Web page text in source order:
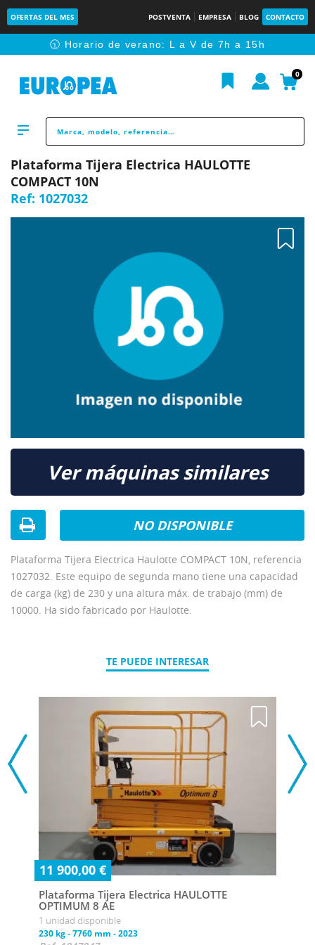
OFERTAS DEL MES POSTVENTA EMPRESA BLOG CONTACTO
🕥 Horario de verano: L a V de 7h a 15h
0
Plataforma Tijera Electrica HAULOTTE
COMPACT 10N
Ref: 1027032
Plataforma Tijera Electrica Haulotte COMPACT 10N, referencia
1027032. Este equipo de segunda mano tiene una capacidad
de carga (kg) de 230 y una altura máx. de trabajo (mm) de
10000. Ha sido fabricado por Haulotte.
Ver máquinas similares
NO DISPONIBLE
TE PUEDE INTERESAR
11 900,00 €
Plataforma Tijera Electrica HAULOTTE
OPTIMUM 8 AE
1 unidad disponible
230 kg-7760 mm -2023